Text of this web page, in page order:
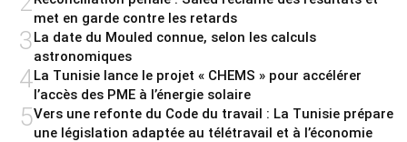
met en garde contre les retards
3La date du Mouled connue, selon les calculs
astronomiques
4La Tunisie lance le projet « CHEMS » pour accélérer
l’accès des PME à l’énergie solaire
5Vers une refonte du Code du travail : La Tunisie prépare
une législation adaptée au télétravail et à l’économie